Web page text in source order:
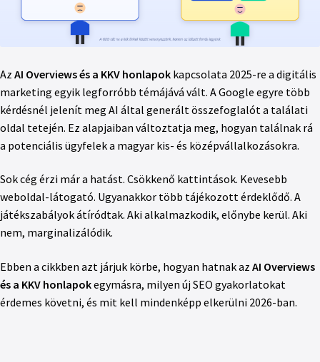
Az AI Overviews és a KKV honlapok kapcsolata 2025-re a digitális
marketing egyik legforróbb témájává vált. A Google egyre több
kérdésnél jelenít meg AI által generált összefoglalót a találati
oldal tetején. Ez alapjaiban változtatja meg, hogyan találnak rá
a potenciális ügyfelek a magyar kis- és középvállalkozásokra.
Sok cég érzi már a hatást. Csökkenő kattintások. Kevesebb
weboldal-látogató. Ugyanakkor több tájékozott érdeklődő. A
játékszabályok átíródtak. Aki alkalmazkodik, előnybe kerül. Aki
nem, marginalizálódik.
Ebben a cikkben azt járjuk körbe, hogyan hatnak az AI Overviews
és a KKV honlapokegymásra, milyen új SEO gyakorlatokat
érdemes követni, és mit kell mindenképp elkerülni 2026-ban.